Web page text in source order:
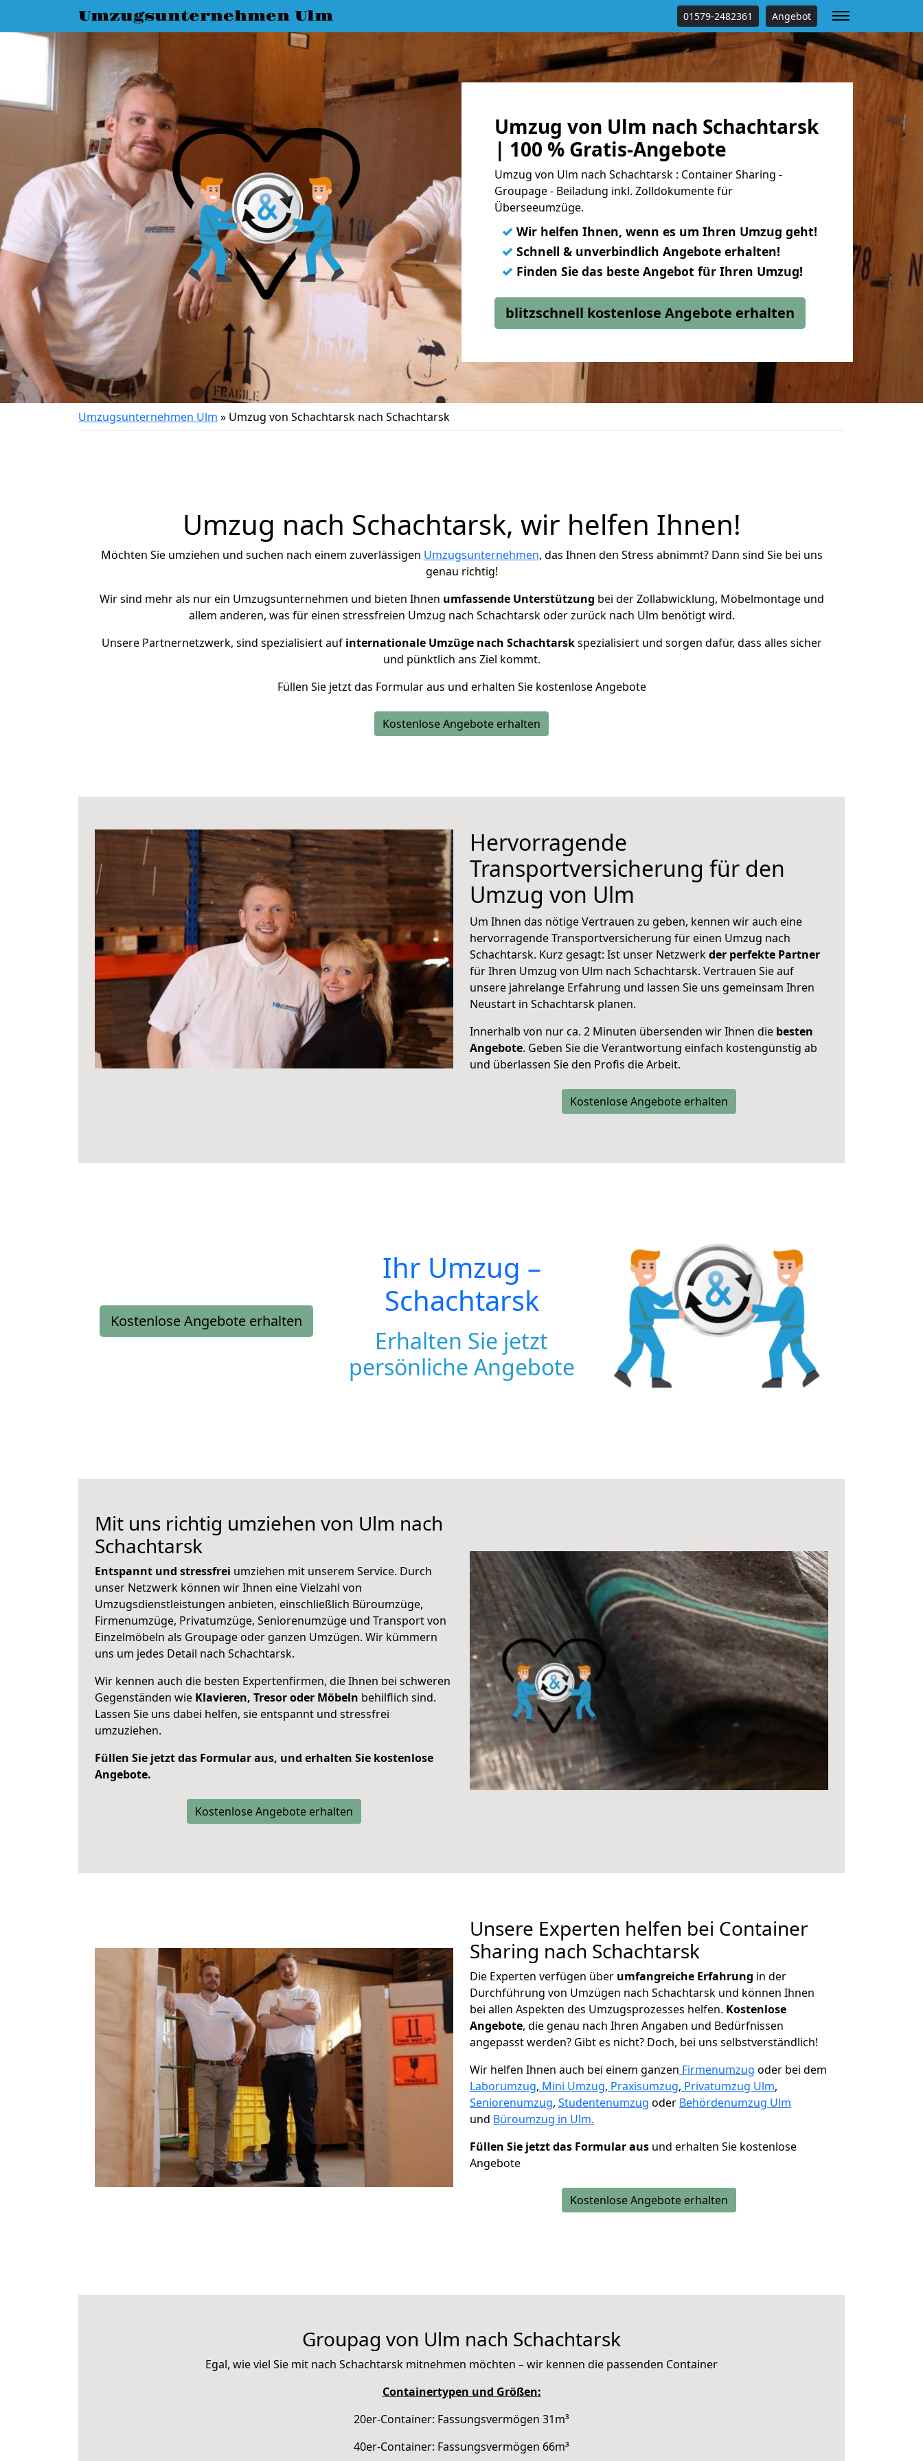
Umzugsunternehmen Ulm 01579-2482361 Angebot
Umzug von Ulm nach Schachtarsk
| 100 % Gratis-Angebote
Umzug von Ulm nach Schachtarsk : Container Sharing -
Groupage - Beiladung inkl. Zolldokumente für
Überseeumzüge.
✓ Wir helfen Ihnen, wenn es um Ihren Umzug geht!
✓ Schnell & unverbindlich Angebote erhalten!
✓ Finden Sie das beste Angebot für Ihren Umzug!
blitzschnell kostenlose Angebote erhalten
Umzugsunternehmen Ulm » Umzug von Schachtarsk nach Schachtarsk
Umzug nach Schachtarsk, wir helfen Ihnen!
Möchten Sie umziehen und suchen nach einem zuverlässigen Umzugsunternehmen, das Ihnen den Stress abnimmt? Dann sind Sie bei uns
genau richtig!
Wir sind mehr als nur ein Umzugsunternehmen und bieten Ihnen umfassende Unterstützung bei der Zollabwicklung, Möbelmontage und
allem anderen, was für einen stressfreien Umzug nach Schachtarsk oder zurück nach Ulm benötigt wird.
Unsere Partnernetzwerk, sind spezialisiert auf internationale Umzüge nach Schachtarskspezialisiert und sorgen dafür, dass alles sicher
und pünktlich ans Ziel kommt.
Füllen Sie jetzt das Formular aus und erhalten Sie kostenlose Angebote
Kostenlose Angebote erhalten
Hervorragende
Transportversicherung für den
Umzug von Ulm
Um Ihnen das nötige Vertrauen zu geben, kennen wir auch eine
hervorragende Transportversicherung für einen Umzug nach
Schachtarsk. Kurz gesagt: Ist unser Netzwerkder perfekte Partner
für Ihren Umzug von Ulm nach Schachtarsk. Vertrauen Sie auf
unsere jahrelange Erfahrung und lassen Sie uns gemeinsam Ihren
Neustart in Schachtarsk planen.
Innerhalb von nur ca. 2 Minuten übersenden wir Ihnen die besten
Angebote. Geben Sie die Verantwortung einfach kostengünstig ab
und überlassen Sie den Profis die Arbeit.
Kostenlose Angebote erhalten
Kostenlose Angebote erhalten
Ihr Umzug –
Schachtarsk
Erhalten Sie jetzt
persönliche Angebote
Mit uns richtig umziehen von Ulm nach
Schachtarsk
Entspannt und stressfrei umziehen mit unserem Service. Durch
unser Netzwerk können wir Ihnen eine Vielzahl von
Umzugsdienstleistungen anbieten, einschließlich Büroumzüge,
Firmenumzüge, Privatumzüge, Seniorenumzüge und Transport von
Einzelmöbeln als Groupage oder ganzen Umzügen. Wir kümmern
uns um jedes Detail nach Schachtarsk.
Wir kennen auch die besten Expertenfirmen, die Ihnen bei schweren
Gegenständen wie Klavieren, Tresor oder Möbeln behilflich sind.
Lassen Sie uns dabei helfen, sie entspannt und stressfrei
umzuziehen.
Füllen Sie jetzt das Formular aus, und erhalten Sie kostenlose
Angebote.
Kostenlose Angebote erhalten
Unsere Experten helfen bei Container
Sharing nach Schachtarsk
Die Experten verfügen über umfangreiche Erfahrung in der
Durchführung von Umzügen nach Schachtarsk und können Ihnen
bei allen Aspekten des Umzugsprozesses helfen. Kostenlose
Angebote, die genau nach Ihren Angaben und Bedürfnissen
angepasst werden? Gibt es nicht? Doch, bei uns selbstverständlich!
Wir helfen Ihnen auch bei einem ganzen Firmenumzug oder bei dem
Laborumzug, Mini Umzug, Praxisumzug, Privatumzug Ulm,
Seniorenumzug, Studentenumzug oder Behördenumzug Ulm
und Büroumzug in Ulm.
Füllen Sie jetzt das Formular aus und erhalten Sie kostenlose
Angebote
Kostenlose Angebote erhalten
Groupag von Ulm nach Schachtarsk
Egal, wie viel Sie mit nach Schachtarsk mitnehmen möchten – wir kennen die passenden Container
Containertypen und Größen:
20er-Container: Fassungsvermögen 31m³
40er-Container: Fassungsvermögen 66m³